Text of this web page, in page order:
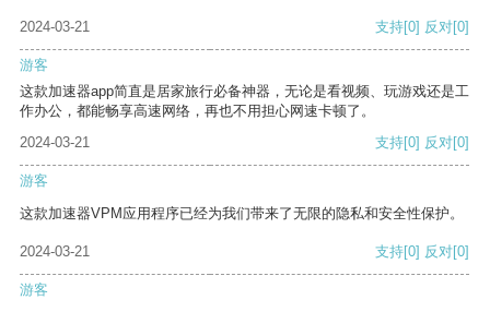
2024-03-21 支持[0] 反对[0]
游客
这款加速器app简直是居家旅行必备神器，无论是看视频、玩游戏还是工
作办公，都能畅享高速网络，再也不用担心网速卡顿了。
2024-03-21
支持[0] 反对[0]
游客
这款加速器VPM应用程序已经为我们带来了无限的隐私和安全性保护。
2024-03-21 支持[0] 反对[0]
游客